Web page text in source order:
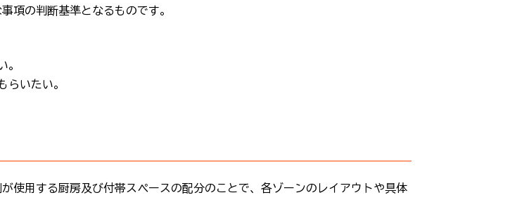
項の判断基準となるものです。
いたい。
使用する厨房及び付帯スペースの配分のことで、各ゾーンのレイアウトや具体